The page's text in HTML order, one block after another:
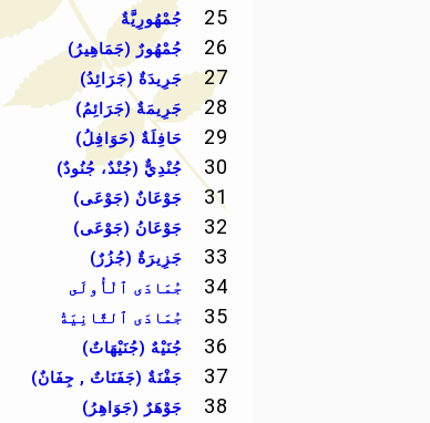
25 جُمْهُورِيَّةٌ
26 جُمْهُورٌ (جَمَاهِيرُ)
27 جَرِيدَةٌ (جَرَائِدُ)
28 جَرِيمَةٌ (جَرَائِمُ)
29 حَافِلَةٌ (حَوَافِلُ)
30 جُنْدِيٌّ (جُنْدٌ، جُنُودٌ)
31 جَوْعَانٌ (جَوْعَى)
32 جَوْعَانُ (جَوْعَى)
33 جَزِيرَةٌ (جُزُرٌ)
34 جُمَادَى ٱلْأُولَى
35 جُمَادَى ٱلثَّانِيَةُ
36 جُنَيْهٌ (جُنَيْهَاتٌ)
37 جَفْنَةٌ (جَفَنَاتٌ , جِفَانٌ)
38 جَوْهَرٌ (جَوَاهِرُ)